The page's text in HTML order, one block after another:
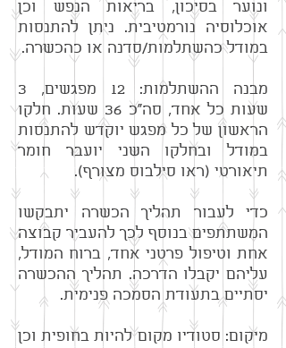
ונוער בסיכון, בריאות הנפש וכן
אוכלוסיה נורמטיבית. ניתן להתנסות
במודל כהשתלמות/סדנה או כהכשרה.
מבנה ההשתלמות: 12 מפגשים, 3
שעות כל אחד, סה"כ 36 שעות. חלקו
הראשון של כל מפגש יוקדש להתנסות
במודל ובחלקו השני יועבר חומר
תיאורטי (ראו סילבוס מצורף).
כדי לעבור תהליך הכשרה יתבקשו
המשתתפים בנוסף לכך להעביר קבוצה
אחת וטיפול פרטני אחד, ברוח המודל,
עליהם יקבלו הדרכה. תהליך ההכשרה
יסתיים בתעודת הסמכה פנימית.
מיקום: סטודיו מקום להיות בחופית וכן